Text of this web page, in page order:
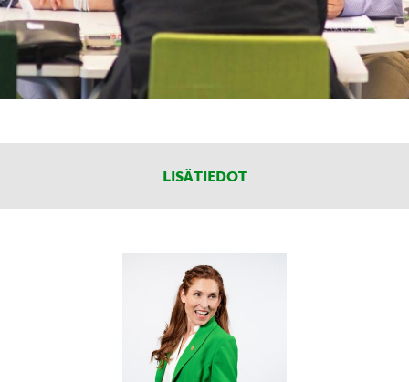
LISÄTIEDOT